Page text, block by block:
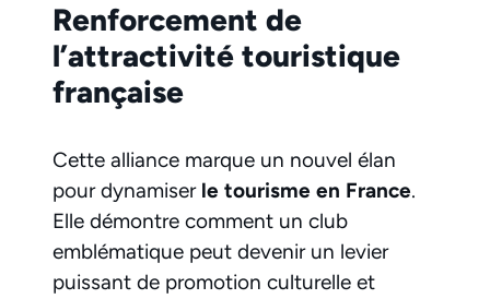
Renforcement de
l’attractivité touristique
française
Cette alliance marque un nouvel élan
pour dynamiser le tourisme en France.
Elle démontre comment un club
emblématique peut devenir un levier
puissant de promotion culturelle et